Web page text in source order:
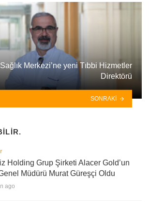
Merkezi’ne yeni Tıbbi Hizmetler
Direktörü
SONRAKI
Holding Grup Şirketi Alacer Gold’un
Müdürü Murat Güreşçi Oldu
ago